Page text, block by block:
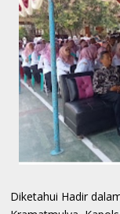
Diketahui Hadir